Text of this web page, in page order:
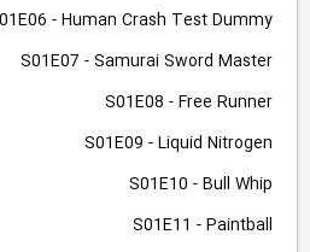
S01E06 - Human Crash Test Dummy
S01E07 - Samurai Sword Master
S01E08 - Free Runner
S01E09 - Liquid Nitrogen
S01E10 - Bull Whip
S01E11 - Paintball